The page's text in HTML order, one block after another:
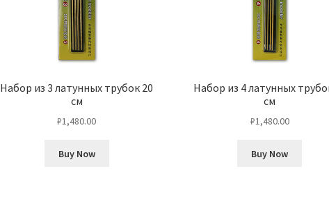
Набор из 3 латунных трубок 20
см
₽1,480.00
Buy Now
Набор из 4 латунных
см
₽1,480.00
Buy Now